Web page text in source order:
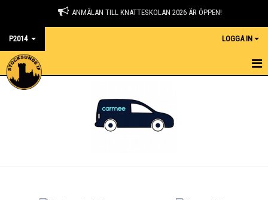
ANMÄLAN TILL KNATTESKOLAN 2026 ÄR ÖPPEN!
P2014 LOGGA IN
HEM